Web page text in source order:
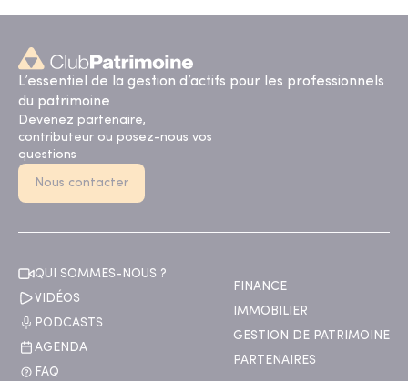
L’essentiel de la gestion d’actifs pour les professionnels
du patrimoine
Devenez partenaire,
contributeur ou posez-nous vos
questions
Nous contacter
QUI SOMMES-NOUS ?
VIDÉOS
PODCASTS
AGENDA
FAQ
FINANCE
IMMOBILIER
GESTION DE PATRIMOINE
PARTENAIRES